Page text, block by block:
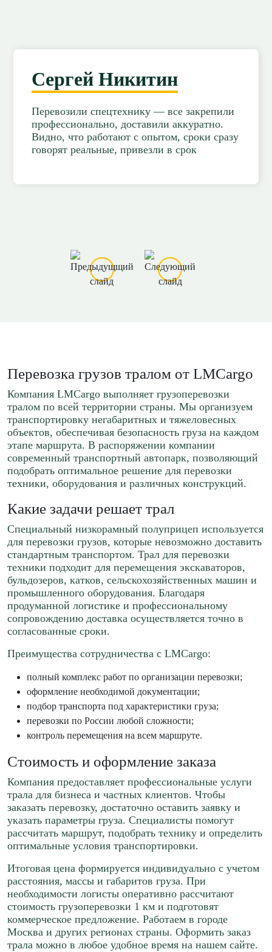
Сергей Никитин
Перевозили спецтехнику — все закрепили
профессионально, доставили аккуратно.
Видно, что работают с опытом, сроки сразу
говорят реальные, привезли в срок
Перевозка грузов тралом от LMCargo
Компания LMCargo выполняет грузоперевозки
тралом по всей территории страны. Мы организуем
транспортировку негабаритных и тяжеловесных
объектов, обеспечивая безопасность груза на каждом
этапе маршрута. В распоряжении компании
современный транспортный автопарк, позволяющий
подобрать оптимальное решение для перевозки
техники, оборудования и различных конструкций.
Какие задачи решает трал
Специальный низкорамный полуприцеп используется
для перевозки грузов, которые невозможно доставить
стандартным транспортом. Трал для перевозки
техники подходит для перемещения экскаваторов,
бульдозеров, катков, сельскохозяйственных машин и
промышленного оборудования. Благодаря
продуманной логистике и профессиональному
сопровождению доставка осуществляется точно в
согласованные сроки.
Преимущества сотрудничества с LMCargo:
полный комплекс работ по организации перевозки;
оформление необходимой документации;
подбор транспорта под характеристики груза;
перевозки по России любой сложности;
контроль перемещения на всем маршруте.
Стоимость и оформление заказа
Компания предоставляет профессиональные услуги
трала для бизнеса и частных клиентов. Чтобы
заказать перевозку, достаточно оставить заявку и
указать параметры груза. Специалисты помогут
рассчитать маршрут, подобрать технику и определить
оптимальные условия транспортировки.
Итоговая цена формируется индивидуально с учетом
расстояния, массы и габаритов груза. При
необходимости логисты оперативно рассчитают
стоимость грузоперевозки 1 км и подготовят
коммерческое предложение. Работаем в городе
Москва и других регионах страны. Оформить заказ
трала можно в любое удобное время на нашем сайте.